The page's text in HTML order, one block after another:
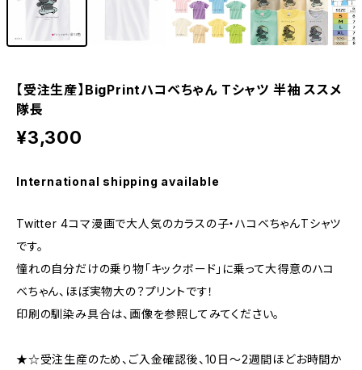
【受注生産】BigPrintハコベちゃん Tシャツ 半袖 ススメ
隊長
¥3,300
International shipping available
Twitter 4コマ漫画で大人気のカラスの子・ハコベちゃんTシャツ
です。
憧れの自分だけの乗り物「キックボード」に乗って大得意のハコ
ベちゃん、ほぼ実物大の？プリントです！
印刷の馴染み具合は、画像を参照してみてください。
★☆受注生産のため、ご入金確認後、10日〜2週間ほどお時間か